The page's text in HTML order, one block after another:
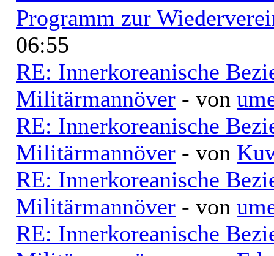
Programm zur
06:55
RE: Innerkoreanische
Militärmannöver - von
RE: Innerkoreanische
Militärmannöver - von
RE: Innerkoreanische
Militärmannöver - von
RE: Innerkoreanische